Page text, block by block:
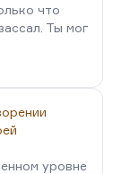
что
Ты мог
уровне